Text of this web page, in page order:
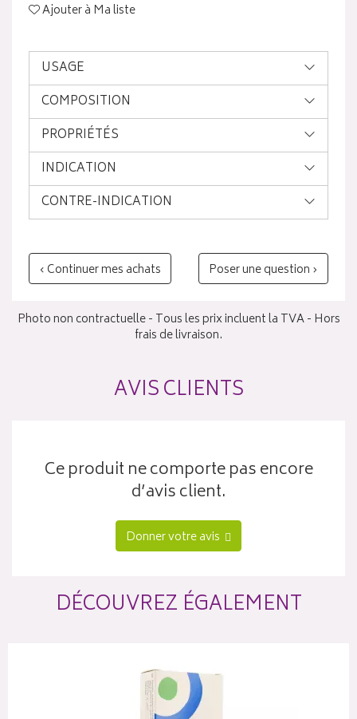
Ajouter à Ma liste
USAGE
COMPOSITION
PROPRIÉTÉS
INDICATION
CONTRE-INDICATION
‹ Continuer mes achats Poser une question ›
Photo non contractuelle - Tous les prix incluent la TVA - Hors
frais de livraison.
AVIS CLIENTS
Ce produit ne comporte pas encore
d’avis client.
Donner votre avis
DÉCOUVREZ ÉGALEMENT